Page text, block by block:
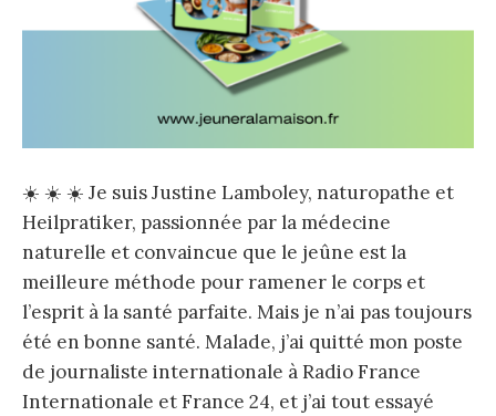
☀️ ☀️ ☀️ Je suis Justine Lamboley, naturopathe et
Heilpratiker, passionnée par la médecine
naturelle et convaincue que le jeûne est la
meilleure méthode pour ramener le corps et
l’esprit à la santé parfaite. Mais je n’ai pas toujours
été en bonne santé. Malade, j’ai quitté mon poste
de journaliste internationale à Radio France
Internationale et France 24, et j’ai tout essayé